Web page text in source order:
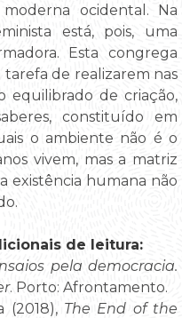
ocidental. Na
está, pois, uma
Esta congrega
de realizarem nas
equilibrado de criação,
constituído em
o ambiente não é o
vivem, mas a matriz
existência humana não
de leitura:
pela democracia.
. Porto: Afrontamento.
(2018), The End of the